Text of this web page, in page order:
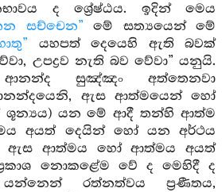
ද ශ්‍රේෂ්ඨය. ඉදින් මෙය
සච්චෙන” මේ සත්‍යයෙන් මේ
යහපත් දෙයෙහි ඇති බවක්
උපද්‍රව නැති බව වේවා” යනුයි.
සුඤ්ඤං අත්තෙනවා
ඇස ආත්මයෙන් හෝ
ශූන්‍යය) යන මේ ආදී තන්හි ආත්ම
අයත් දෙයින් හෝ යන අර්ථය
ඇස ආත්මය හෝ ආත්මය අයත්
නොකළේම වේ ද මෙහිදී ද
රත්නත්වය ප්‍රණීතය,